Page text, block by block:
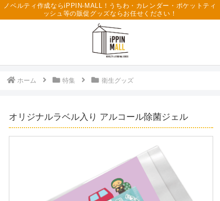
ノベルティ作成ならiPPIN-MALL！うちわ・カレンダー・ポケットティ
ッシュ等の販促グッズならお任せください！
ホーム 特集 衛生グッズ
オリジナルラベル入り アルコール除菌ジェル